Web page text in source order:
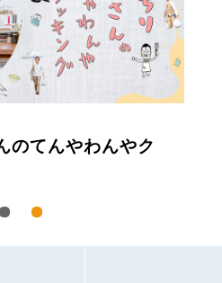
のてんやわんやク